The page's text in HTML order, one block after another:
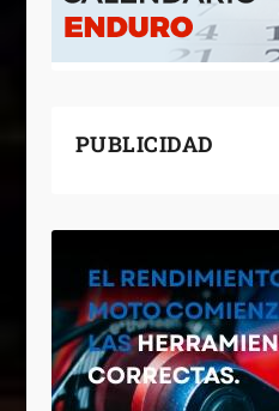
PUBLICIDAD